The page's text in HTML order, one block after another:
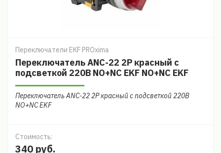
Переключатели EKF PROxima
Переключатель ANC-22 2P красный с
подсветкой 220В NO+NC EKF NO+NC EKF
Переключатель ANC-22 2P красный с подсветкой 220В
NO+NC EKF
Стоимость:
340 руб.